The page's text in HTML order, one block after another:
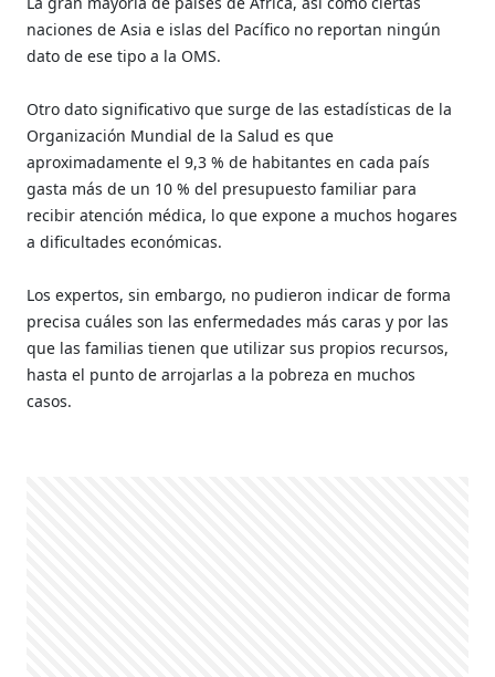
naciones de Asia e islas del Pacífico no reportan ningún
dato de ese tipo a la OMS.
Otro dato significativo que surge de las estadísticas de la
Organización Mundial de la Salud es que
aproximadamente el 9,3 % de habitantes en cada país
gasta más de un 10 % del presupuesto familiar para
recibir atención médica, lo que expone a muchos hogares
a dificultades económicas.
Los expertos, sin embargo, no pudieron indicar de forma
precisa cuáles son las enfermedades más caras y por las
que las familias tienen que utilizar sus propios recursos,
hasta el punto de arrojarlas a la pobreza en muchos
casos.